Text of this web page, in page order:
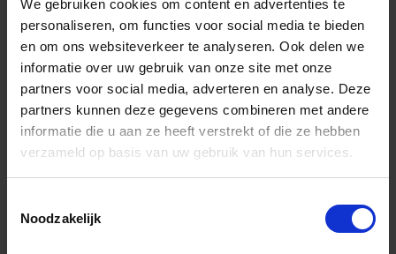
We gebruiken cookies om content en advertenties te
personaliseren, om functies voor social media te bieden
en om ons websiteverkeer te analyseren. Ook delen we
informatie over uw gebruik van onze site met onze
partners voor social media, adverteren en analyse. Deze
partners kunnen deze gegevens combineren met andere
informatie die u aan ze heeft verstrekt of die ze hebben
verzameld op basis van uw gebruik van hun services.
Noodzakelijk
Niet op voorraad, levertijd 1 tot meerdere werkdagen
Gtin: 4010886540046,HGTE5400480
Artikelnummer merk: 5400480
€ 19,36 incl. BTW
Prijs per 1 Stuk